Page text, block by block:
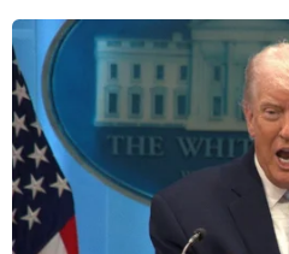
Sầu riêng Việt Nam
phần tại Trung Quốc
03/04/2024 04:23